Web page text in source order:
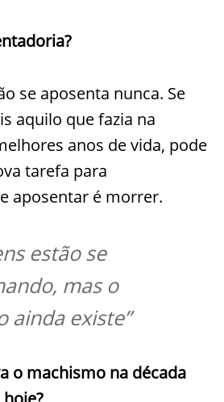
se aposenta nunca. Se
aquilo que fazia na
anos de vida, pode
tarefa para
aposentar é morrer.
estão se
mas o
ainda existe”
o machismo na década